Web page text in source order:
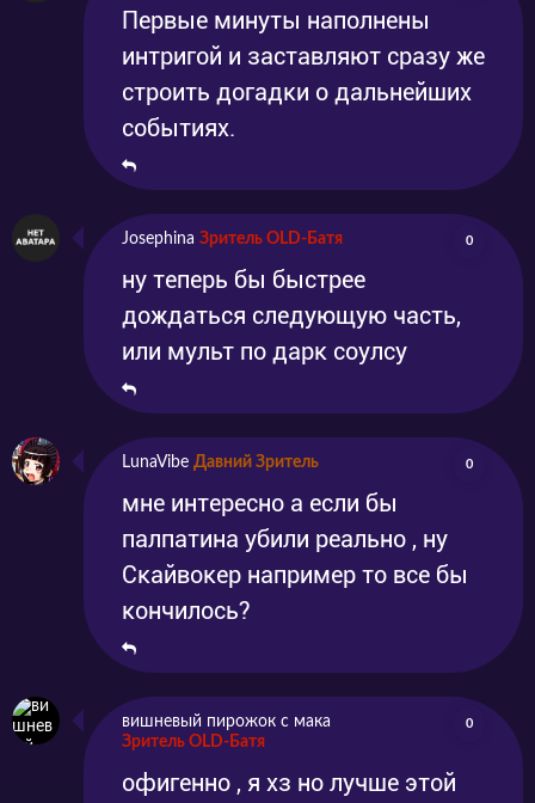
Первые минуты наполнены
интригой и заставляют сразу же
строить догадки о дальнейших
событиях.
Josephina Зритель OLD-Батя 0
ну теперь бы быстрее
дождаться следующую часть,
или мульт по дарк соулсу
LunaVibe Давний Зритель 0
мне интересно а если бы
палпатина убили реально , ну
Скайвокер например то все бы
кончилось?
вишневый пирожок с мака
Зритель OLD-Батя
0
офигенно , я хз но лучше этой